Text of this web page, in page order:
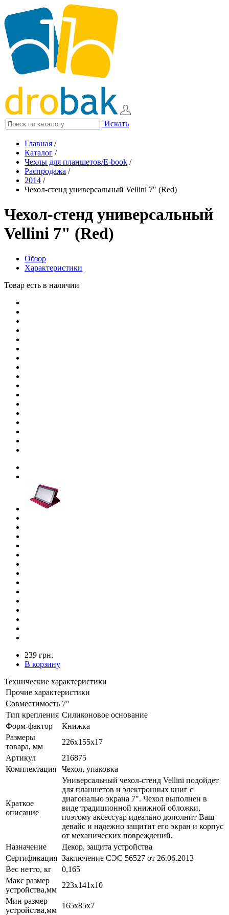
Искать
Главная /
Каталог /
Чехлы для планшетов/E-book /
Распродажа /
2014 /
Чехол-стенд универсальный Vellini 7" (Red)
Чехол-стенд универсальный
Vellini 7" (Red)
Обзор
Характеристики
Товар есть в наличии
239 грн.
В корзину
Технические характеристики
Прочие характеристики
Совместимость 7"
Тип крепления Силиконовое основание
Форм-фактор
Книжка
Размеры
товара, мм
226х155x17
Артикул
216875
Комплектация
Чехол, упаковка
Краткое
описание
Универсальный чехол-стенд Vellini подойдет
для планшетов и электронных книг с
диагональю экрана 7". Чехол выполнен в
виде традиционной книжной обложки,
поэтому аксессуар идеально дополнит Ваш
девайс и надежно защитит его экран и корпус
от механических повреждений.
Назначение
Декор, защита устройства
Сертификация Заключение СЭС 56527 от 26.06.2013
Вес нетто, кг
0,165
Макс размер
устройства,мм
223х141x10
Мин размер
устройства,мм
165x85x7